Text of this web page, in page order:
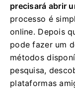
precisará abrir
processo é
online. Depois
pode fazer um
métodos
pesquisa,
plataformas